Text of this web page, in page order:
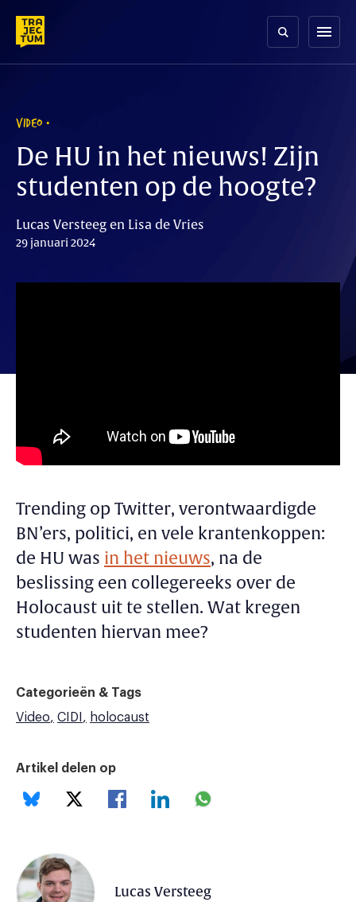
content
menu
VIDEO
De HU in het nieuws! Zijn
studenten op de hoogte?
Lucas Versteeg en Lisa de Vries
29 januari 2024
Trending op Twitter, verontwaardigde
BN’ers, politici, en vele krantenkoppen:
de HU was in het nieuws, na de
beslissing een collegereeks over de
Holocaust uit te stellen. Wat kregen
studenten hiervan mee?
Categorieën & Tags
Video
CIDI holocaust
Artikel delen op
Lucas Versteeg